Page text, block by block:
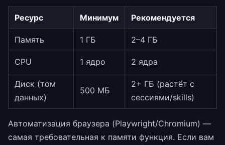
Ресурс Минимум Рекомендуется
Память 1 ГБ 2–4 ГБ
CPU 1 ядро 2 ядра
Диск (том
данных)
500 МБ
2+ ГБ (растёт с
сессиями/skills)
Автоматизация браузера (Playwright/Chromium) —
самая требовательная к памяти функция. Если вам